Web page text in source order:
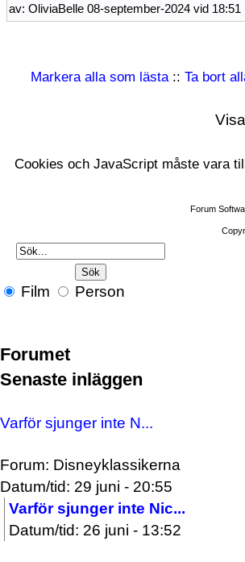
av: OliviaBelle 08-september-2024 vid 18:51
Markera alla som lästa :: Ta bort
Cookies och JavaScript måste vara
Forum
Film Person
Forumet
Senaste inläggen
Varför sjunger inte N...
Forum: Disneyklassikerna
Datum/tid: 29 juni - 20:55
Varför sjunger inte Nic...
Datum/tid: 26 juni - 13:52